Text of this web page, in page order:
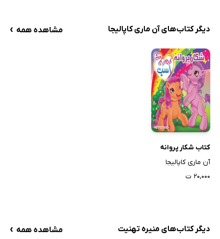
دیگر کتاب‌های آن ماری کاپالیجا مشاهده همه ›
کتاب شکار پروانه
آن ماری کاپالیجا
۲۰,۰۰۰ ت
دیگر کتاب‌های منیره تهنیت مشاهده همه ›